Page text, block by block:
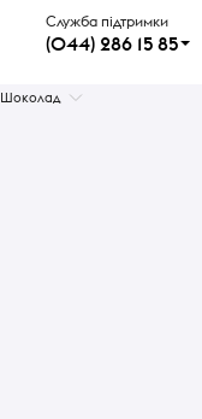
Служба підтримки
(044) 286 15 85
Шоколад